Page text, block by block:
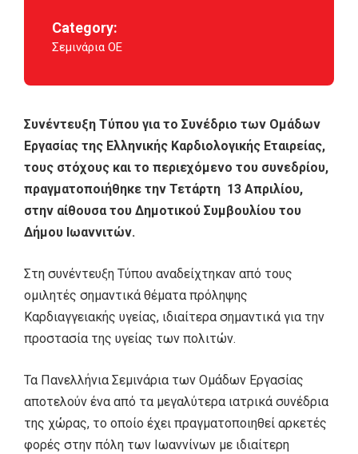
Category:
Σεμινάρια ΟΕ
Συνέντευξη Τύπου για το Συνέδριο των Ομάδων
Εργασίας της Ελληνικής Καρδιολογικής Εταιρείας,
τους στόχους και το περιεχόμενο του συνεδρίου,
πραγματοποιήθηκε την Τετάρτη 13 Απριλίου,
στην αίθουσα του Δημοτικού Συμβουλίου του
Δήμου Ιωαννιτών.
Στη συνέντευξη Τύπου αναδείχτηκαν από τους
ομιλητές σημαντικά θέματα πρόληψης
Καρδιαγγειακής υγείας, ιδιαίτερα σημαντικά για την
προστασία της υγείας των πολιτών.
Τα Πανελλήνια Σεμινάρια των Ομάδων Εργασίας
αποτελούν ένα από τα μεγαλύτερα ιατρικά συνέδρια
της χώρας, το οποίο έχει πραγματοποιηθεί αρκετές
φορές στην πόλη των Ιωαννίνων με ιδιαίτερη